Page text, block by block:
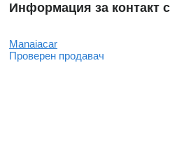
Информация за контакт
Manaiacar
Проверен продавач